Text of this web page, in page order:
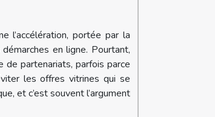
l’accélération, portée par la
en ligne. Pourtant,
de partenariats, parfois parce
les offres vitrines qui se
et c’est souvent l’argument